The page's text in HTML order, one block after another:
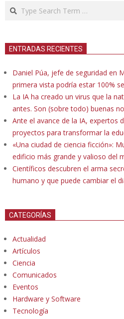
Search
ENTRADAS RECIENTES
Daniel Púa, jefe de seguridad en
primera vista podría estar 100%
La IA ha creado un virus que la
antes. Son (sobre todo) buenas
Ante el avance de la IA, expertos
proyectos para transformar la
«Una ciudad de ciencia ficción»:
edificio más grande y valioso del
Científicos descubren el arma
humano y que puede cambiar el
CATEGORÍAS
Actualidad
Artículos
Ciencia
Comunicados
Eventos
Hardware y Software
Tecnología